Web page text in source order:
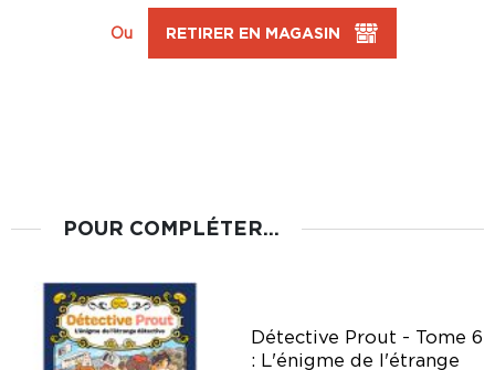
Ou RETIRER EN MAGASIN
POUR COMPLÉTER...
Détective Prout - Tome 6
: L'énigme de l'étrange